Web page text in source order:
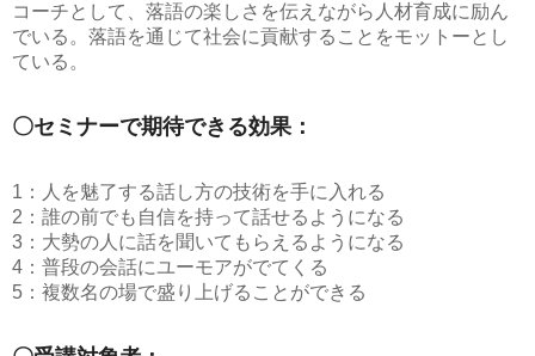
コーチとして、落語の楽しさを伝えながら人材育成に励ん
でいる。落語を通じて社会に貢献することをモットーとし
ている。
〇セミナーで期待できる効果：
1：人を魅了する話し方の技術を手に入れる
2：誰の前でも自信を持って話せるようになる
3：大勢の人に話を聞いてもらえるようになる
4：普段の会話にユーモアがでてくる
5：複数名の場で盛り上げることができる